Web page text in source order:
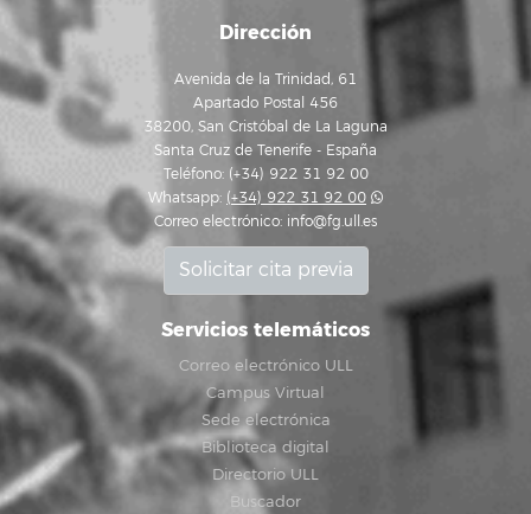
Dirección
Avenida de la Trinidad, 61
Apartado Postal 456
38200, San Cristóbal de La Laguna
Santa Cruz de Tenerife - España
Teléfono: (+34) 922 31 92 00
Whatsapp: (+34) 922 31 92 00
Correo electrónico: info@fg.ull.es
Solicitar cita previa
Servicios telemáticos
Correo electrónico ULL
Campus Virtual
Sede electrónica
Biblioteca digital
Directorio ULL
Buscador